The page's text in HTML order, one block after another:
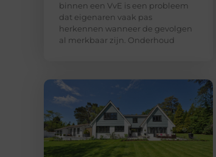
binnen een VvE is een probleem
dat eigenaren vaak pas
herkennen wanneer de gevolgen
al merkbaar zijn. Onderhoud